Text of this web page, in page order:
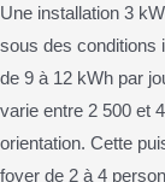
Une installation 3
sous des conditions
de 9 à 12 kWh par
varie entre 2 500 et
orientation. Cette
foyer de 2 à 4